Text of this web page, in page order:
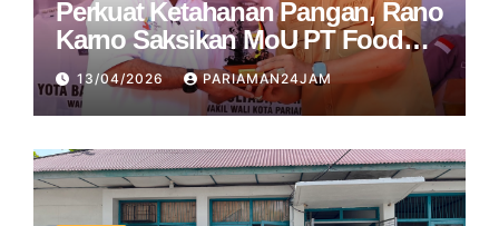
Perkuat Ketahanan Pangan, Rano
Karno Saksikan MoU PT Food
Station dan Pemko Pariaman
13/04/2026 PARIAMAN24JAM